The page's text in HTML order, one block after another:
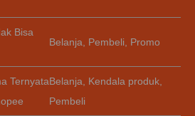
Bisa
Belanja, Pembeli, Promo
TernyataBelanja, Kendala produk,
Pembeli